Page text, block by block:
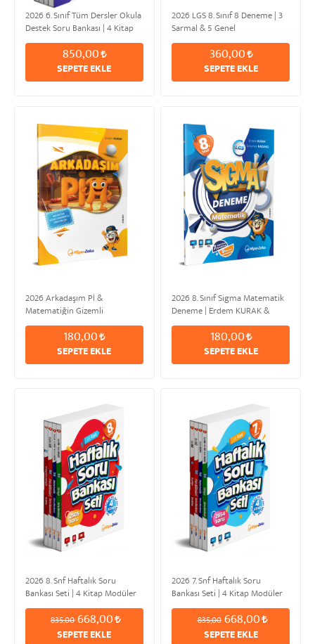
2026 6. Sınıf Tüm Dersler Okula
Destek Soru Bankası | 4 Kitap
Modüler Set
850,00
SEPETE EKLE
2026 LGS 8. Sınıf 8 Deneme | 3
Sarmal & 5 Genel
360,00
SEPETE EKLE
2026 Arkadaşım Pİ &
Matematiğin Gizemli
Kahramanıyla Sonsuz Macera |
Erdem KURAK180,00
SEPETE EKLE
2026 8. Sınıf Sigma Matematik
Deneme | Erdem KURAK &
Girayhan KAZANCI
180,00
SEPETE EKLE
2026 8. Snf Haftalık Soru
Bankası Seti | 4 Kitap Modüler
Set
835,00 668,00
SEPETE EKLE
2026 7. Snf Haftalık Soru
Bankası Seti | 4 Kitap Modüler
Set
835,00 668,00
SEPETE EKLE